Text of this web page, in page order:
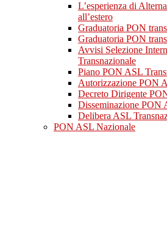
L’esperienza di
all’estero
Graduatoria PON
Graduatoria PON
Avvisi Selezione
Transnazionale
Piano PON ASL
Autorizzazione PON
Decreto Dirigente
Disseminazione PON
Delibera ASL
PON ASL Nazionale